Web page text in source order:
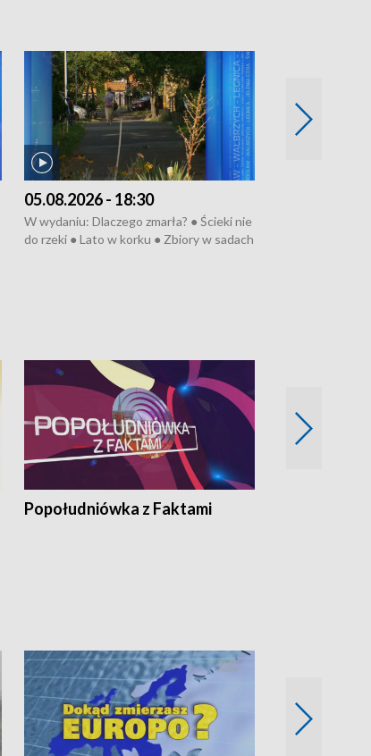
05.08.2026 - 18:30
W wydaniu: Dlaczego zmarła? ● Ścieki nie
do rzeki ● Lato w korku ● Zbiory w sadach
Popołudniówka z Faktami